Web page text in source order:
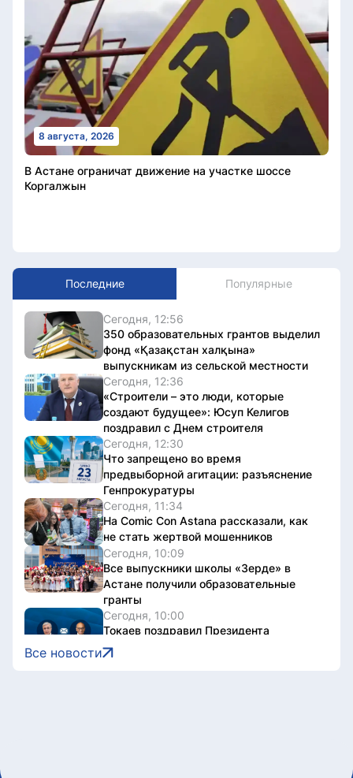
8 августа, 2026
В Астане ограничат движение на участке шоссе
Коргалжын
Последние Популярные
Сегодня, 12:56
350 образовательных грантов выделил
фонд «Қазақстан халқына»
выпускникам из сельской местности
Сегодня, 12:36
«Строители – это люди, которые
создают будущее»: Юсуп Келигов
поздравил с Днем строителя
Сегодня, 12:30
Что запрещено во время
предвыборной агитации: разъяснение
Генпрокуратуры
Сегодня, 11:34
На Comic Con Astana рассказали, как
не стать жертвой мошенников
Сегодня, 10:09
Все выпускники школы «Зерде» в
Астане получили образовательные
гранты
Сегодня, 10:00
Токаев поздравил Президента
Сингапура с Днем независимости
Сегодня, 09:30
Все новости